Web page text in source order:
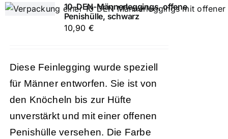
10-DEN-Männerleggings, offene
Penishülle, schwarz
10,90 €
Diese Feinlegging wurde speziell
für Männer entworfen. Sie ist von
den Knöcheln bis zur Hüfte
unverstärkt und mit einer offenen
Penishülle versehen. Die Farbe